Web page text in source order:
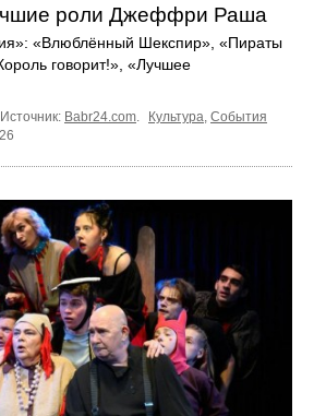
роли Джеффри Раша
«Влюблённый Шекспир», «Пираты
говорит!», «Лучшее
Источник: Babr24.com. Культура, События